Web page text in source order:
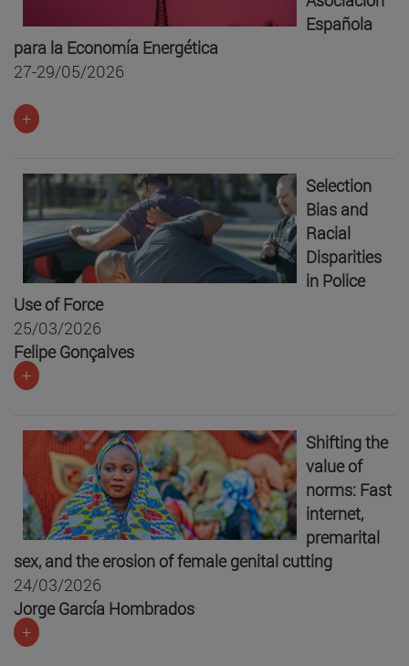
Española
para la Economía Energética
27-29/05/2026
+
Selection
Bias and
Racial
Disparities
in Police
Use of Force
25/03/2026
Felipe Gonçalves
+
Shifting the
value of
norms: Fast
internet,
premarital
sex, and the erosion of female genital cutting
24/03/2026
Jorge García Hombrados
+